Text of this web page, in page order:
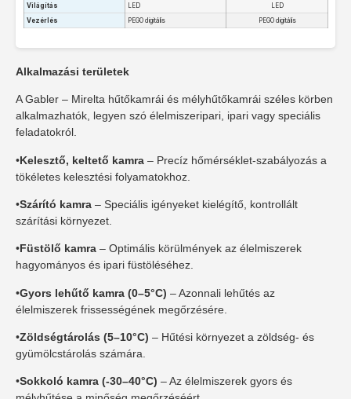
Világítás
LED
LED
Vezérlés
PEGO digitális PEGO digitális
Alkalmazási területek
A Gabler – Mirelta hűtőkamrái és mélyhűtőkamrái széles körben
alkalmazhatók, legyen szó élelmiszeripari, ipari vagy speciális
feladatokról.
•Kelesztő, keltető kamra – Precíz hőmérséklet-szabályozás a
tökéletes kelesztési folyamatokhoz.
•Szárító kamra – Speciális igényeket kielégítő, kontrollált
szárítási környezet.
•Füstölő kamra – Optimális körülmények az élelmiszerek
hagyományos és ipari füstöléséhez.
•Gyors lehűtő kamra (0–5°C) – Azonnali lehűtés az
élelmiszerek frissességének megőrzésére.
•Zöldségtárolás (5–10°C) – Hűtési környezet a zöldség- és
gyümölcstárolás számára.
•Sokkoló kamra (-30–40°C) – Az élelmiszerek gyors és